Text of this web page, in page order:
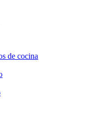
de cocina